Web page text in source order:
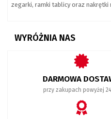
zegarki, ramki tablicy oraz nakrętki
WYRÓŻNIA NAS
DARMOWA
przy zakupach powyżej